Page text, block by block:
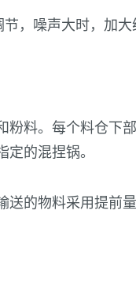
，噪声大时，加大
料。每个料仓
的混捏锅。
的物料采用提前量